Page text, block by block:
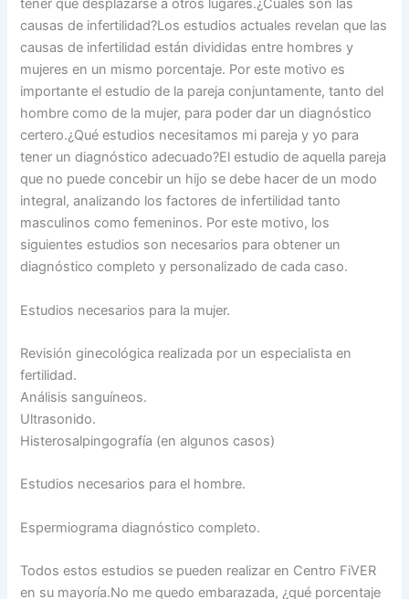
tener que desplazarse a otros lugares.¿Cuáles son las
causas de infertilidad?Los estudios actuales revelan que las
causas de infertilidad están divididas entre hombres y
mujeres en un mismo porcentaje. Por este motivo es
importante el estudio de la pareja conjuntamente, tanto del
hombre como de la mujer, para poder dar un diagnóstico
certero.¿Qué estudios necesitamos mi pareja y yo para
tener un diagnóstico adecuado?El estudio de aquella pareja
que no puede concebir un hijo se debe hacer de un modo
integral, analizando los factores de infertilidad tanto
masculinos como femeninos. Por este motivo, los
siguientes estudios son necesarios para obtener un
diagnóstico completo y personalizado de cada caso.
Estudios necesarios para la mujer.
Revisión ginecológica realizada por un especialista en
fertilidad.
Análisis sanguíneos.
Ultrasonido.
Histerosalpingografía (en algunos casos)
Estudios necesarios para el hombre.
Espermiograma diagnóstico completo.
Todos estos estudios se pueden realizar en Centro FiVER
en su mayoría.No me quedo embarazada, ¿qué porcentaje